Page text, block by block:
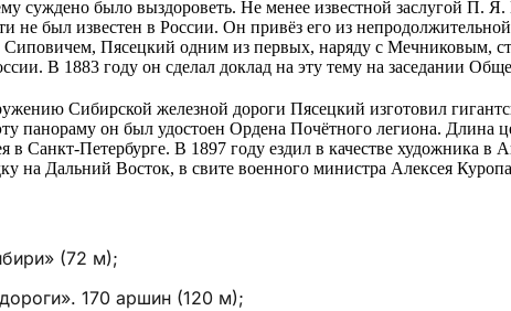
суждено было выздороветь. Не менее известной заслугой П.
не был известен в России. Он привёз его из
Пясецкий одним из первых, наряду с Мечниковым,
В 1883 году он сделал доклад на эту тему на заседании
Сибирской железной дороги Пясецкий изготовил
панораму он был удостоен Ордена Почётного легиона. Длина
в Санкт-Петербурге. В 1897 году ездил в качестве
на Дальний Восток, в свите военного министра Алексея
(72 м);
170 аршин (120 м);